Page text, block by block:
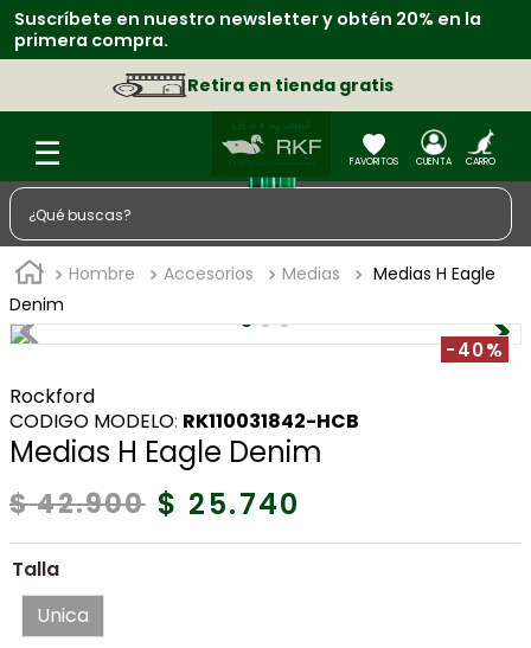
Suscríbete en nuestro newsletter y obtén 20% en la
primera compra.
Retira en tienda gratis
¿Qué buscas?
Hombre Accesorios Medias
Medias H Eagle
Denim
-40%
Rockford
: RK110031842-HCB
Medias H Eagle Denim
$ 42.900 $ 25.740
Talla
Unica
TÉRMINOS MÁS BUSCADOS
1.
4.
camisa
5.
medias
6.
morral
7.
botas
8.
tenis
9.
lino